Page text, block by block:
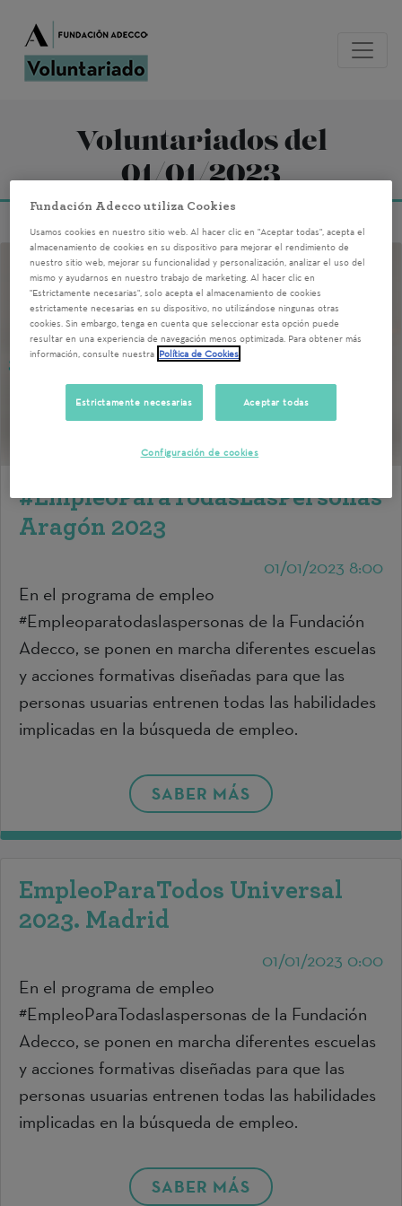
Voluntariados del
01/01/2023
#EmpleoParaTodasLasPersonas
Aragón 2023
01/01/2023 8:00
En el programa de empleo
#Empleoparatodaslaspersonas de la Fundación
Adecco, se ponen en marcha diferentes escuelas
y acciones formativas diseñadas para que las
personas usuarias entrenen todas las habilidades
implicadas en la búsqueda de empleo.
SABER MÁS
EmpleoParaTodos Universal
2023. Madrid
01/01/2023 0:00
En el programa de empleo
#EmpleoParaTodaslaspersonas de la Fundación
Adecco, se ponen en marcha diferentes escuelas
y acciones formativas diseñadas para que las
personas usuarias entrenen todas las habilidades
implicadas en la búsqueda de empleo.
SABER MÁS
Fundación Adecco utiliza Cookies
Usamos cookies en nuestro sitio web. Al hacer clic en "Aceptar todas", acepta el
almacenamiento de cookies en su dispositivo para mejorar el rendimiento de
nuestro sitio web, mejorar su funcionalidad y personalización, analizar el uso del
mismo y ayudarnos en nuestro trabajo de marketing. Al hacer clic en
"Estrictamente necesarias", solo acepta el almacenamiento de cookies
estrictamente necesarias en su dispositivo, no utilizándose ningunas otras
cookies. Sin embargo, tenga en cuenta que seleccionar esta opción puede
resultar en una experiencia de navegación menos optimizada. Para obtener más
información, consulte nuestra Política de Cookies
Estrictamente necesarias Aceptar todas
Configuración de cookies